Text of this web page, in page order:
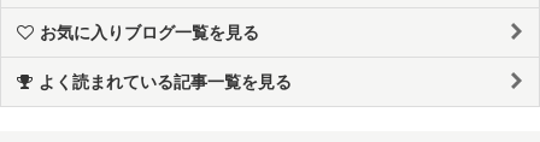
お気に入りブログ一覧を見る
よく読まれている記事一覧を見る